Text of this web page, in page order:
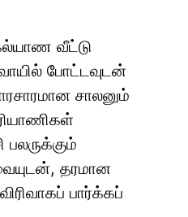
வீட்டு
போட்டவுடன்
சாலனும்
தரமான
பார்க்கப்